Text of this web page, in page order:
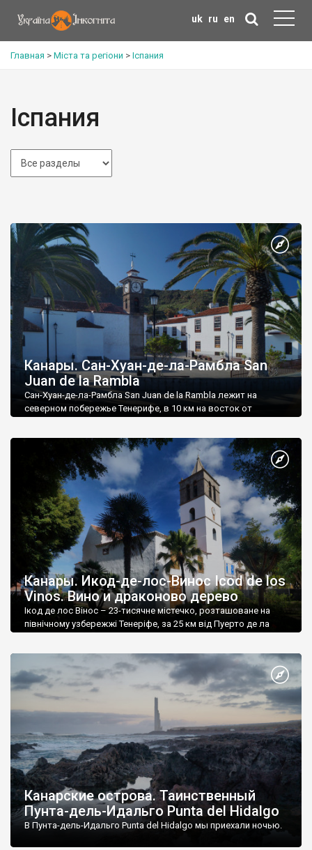
uk ru en
Главная > Міста та регіони > Іспания
Іспания
Канары. Сан-Хуан-де-ла-Рамбла San
Juan de la Rambla
Сан-Хуан-де-ла-Рамбла San Juan de la Rambla лежит на
северном побережье Тенерифе, в 10 км на восток от
Канары. Икод-де-лос-Винос Icod de los
Vinos. Вино и драконово дерево
Ікод де лос Вінос – 23-тисячне містечко, розташоване на
північному узбережжі Тенеріфе, за 25 км від Пуерто де ла
Канарские острова. Таинственный
Пунта-дель-Идальго Punta del Hidalgo
В Пунта-дель-Идальго Punta del Hidalgo мы приехали ночью.